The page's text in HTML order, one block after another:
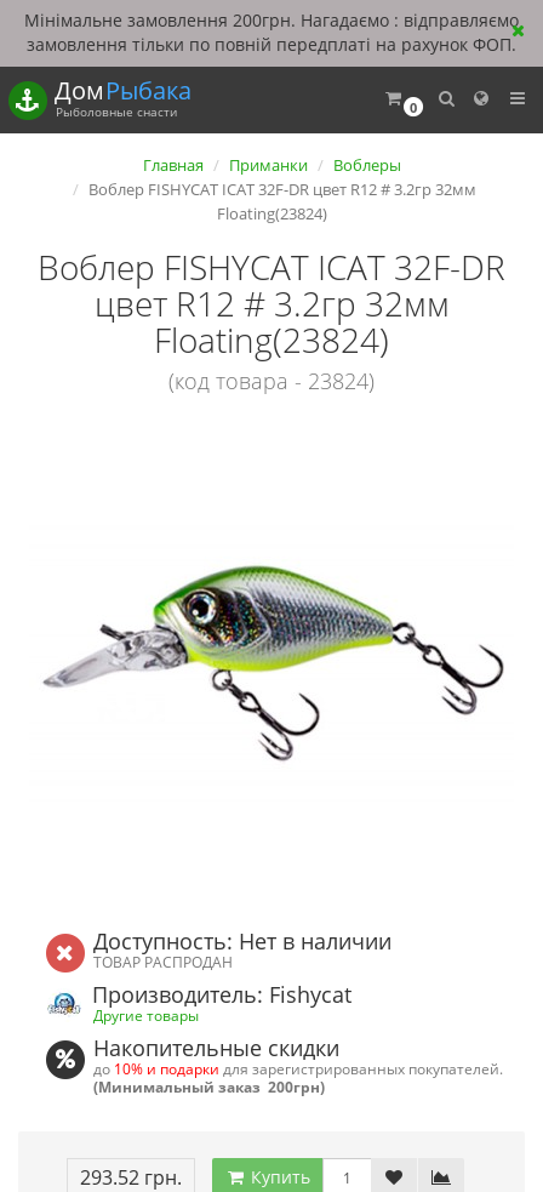
Мінімальне замовлення 200грн. Нагадаємо : відправляємо
замовлення тільки по повній передплаті на рахунок ФОП.
0
ДомРыбака
Рыболовные снасти
Главная Приманки
Воблеры
Воблер FISHYCAT ICAT 32F-DR цвет R12 # 3.2гр 32мм
Floating(23824)
Воблер FISHYCAT ICAT 32F-DR
цвет R12 # 3.2гр 32мм
Floating(23824)
(код товара - 23824)
Доступность: Нет в наличии
ТОВАР РАСПРОДАН
Производитель: Fishycat
Другие товары
Накопительные скидки
до 10% и подарки для зарегистрированных покупателей.
(Минимальный заказ 200грн)
293.52 грн. Купить